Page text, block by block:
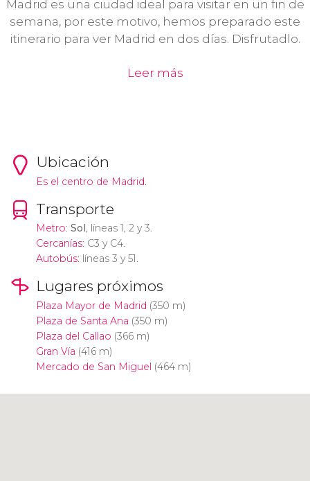
Madrid es una ciudad ideal para visitar en un fin de
semana, por este motivo, hemos preparado este
itinerario para ver Madrid en dos días. Disfrutadlo.
Leer más
Ubicación
Es el centro de Madrid.
Transporte
Metro: Sol , líneas 1, 2 y 3.
Cercanías: C3 y C4.
Autobús: líneas 3 y 51.
Lugares próximos
Plaza Mayor de Madrid (350 m)
Plaza de Santa Ana (350 m)
Plaza del Callao (366 m)
Gran Vía (416 m)
Mercado de San Miguel (464 m)